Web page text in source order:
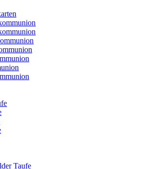
Taufe